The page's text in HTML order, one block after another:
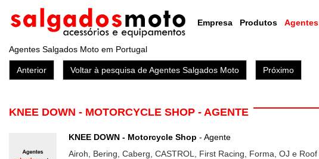
Empresa Produtos Agentes
Agentes Salgados Moto em Portugal
Anterior Voltar à pesquisa de Agentes Salgados Moto Próximo
KNEE DOWN - MOTORCYCLE SHOP - AGENTE
KNEE DOWN - Motorcycle Shop - Agente
Airoh, Bering, Caberg, CASTROL, First Racing, Forma, OJ e Roof